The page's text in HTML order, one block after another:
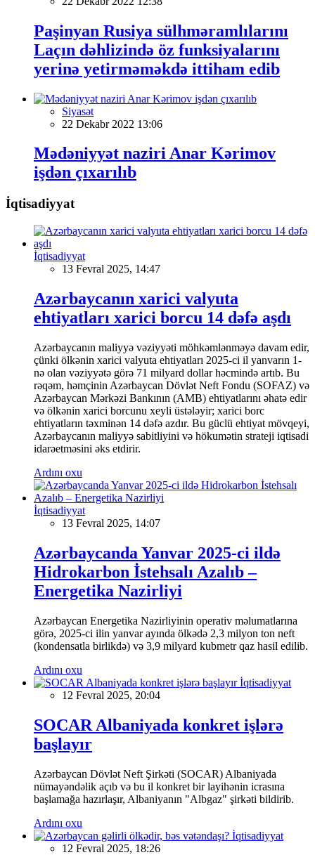
Paşinyan Rusiya sülhməramlılarını
Laçın dəhlizində öz funksiyalarını
yerinə yetirməməkdə ittiham edib
Siyasət
22 Dekabr 2022 13:06
Mədəniyyət naziri Anar Kərimov
işdən çıxarılıb
İqtisadiyyat
İqtisadiyyat
13 Fevral 2025, 14:47
Azərbaycanın xarici valyuta
ehtiyatları xarici borcu 14 dəfə aşdı
Azərbaycanın maliyyə vəziyyəti möhkəmlənməyə davam edir,
çünki ölkənin xarici valyuta ehtiyatları 2025-ci il yanvarın 1-
nə olan vəziyyətə görə 71 milyard dollar həcmində artıb. Bu
rəqəm, həmçinin Azərbaycan Dövlət Neft Fondu (SOFAZ) və
Azərbaycan Mərkəzi Bankının (AMB) ehtiyatlarını əhatə edir
və ölkənin xarici borcunu xeyli üstələyir; xarici borc
ehtiyatların təxminən 14 dəfə azdır. Bu güclü ehtiyat mövqeyi,
Azərbaycanın maliyyə sabitliyini və hökumətin strateji iqtisadi
idarəetməsini əks etdirir.
Ardını oxu
İqtisadiyyat
13 Fevral 2025, 14:07
Azərbaycanda Yanvar 2025-ci ildə
Hidrokarbon İstehsalı Azalıb –
Energetika Nazirliyi
Azərbaycan Energetika Nazirliyinin operativ məlumatlarına
görə, 2025-ci ilin yanvar ayında ölkədə 2,3 milyon ton neft
(kondensatla birlikdə) və 3,9 milyard kubmetr qaz hasil edilib.
Ardını oxu
İqtisadiyyat
12 Fevral 2025, 20:04
SOCAR Albaniyada konkret işlərə
başlayır
Azərbaycan Dövlət Neft Şirkəti (SOCAR) Albaniyada
nümayəndəlik açıb və bu il konkret bir layihənin icrasına
başlamağa hazırlaşır, Albaniyanın "Albgaz" şirkəti bildirib.
Ardını oxu
İqtisadiyyat
12 Fevral 2025, 18:26